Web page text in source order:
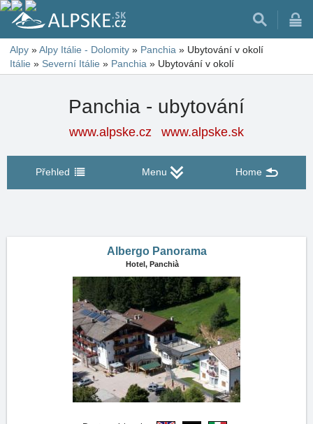
Alpy »Alpy Itálie - Dolomity » Panchia » Ubytování v okolí
Itálie » Severní Itálie » Panchia » Ubytování v okolí
Panchia - ubytování
www.alpske.cz www.alpske.sk
Přehled Menu Home
Albergo Panorama
Hotel, Panchià